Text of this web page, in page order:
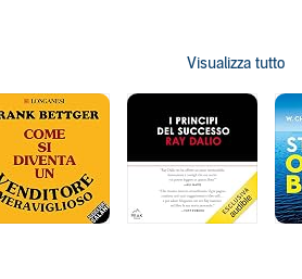
Visualizza tutto